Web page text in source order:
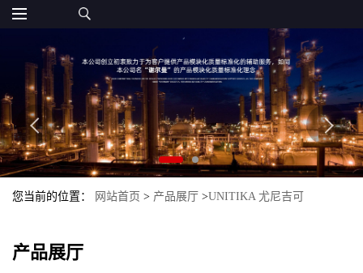
您当前的位置： 网站首页 > 产品展厅 >UNITIKA 尤尼吉可
产品展厅